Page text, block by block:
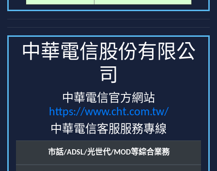
中華電信股份有限公
司
中華電信官方網站
https://www.cht.com.tw/
中華電信客服服務專線
市話/ADSL/光世代/MOD等綜合業務